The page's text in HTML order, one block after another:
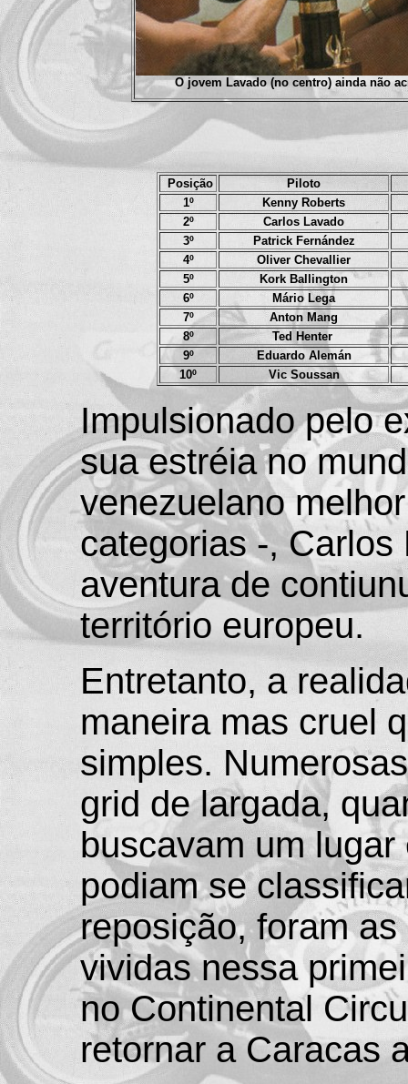
O jovem Lavado (no centro) ainda não
Posição
Piloto
1º
Kenny Roberts
2º
Carlos Lavado
3º
Patrick Fernández
4º
Oliver Chevallier
5º
Kork Ballington
6º
Mário Lega
7º
Anton Mang
8º
Ted Henter
9º
Eduardo Alemán
10º
Vic Soussan
Impulsionado pelo
sua estréia no
venezuelano
categorias -,
aventura de
território europeu.
Entretanto, a
maneira mas cruel
simples.
grid de largada,
buscavam um
podiam se
reposição, foram
vividas nessa
no Continental
retornar a Caracas